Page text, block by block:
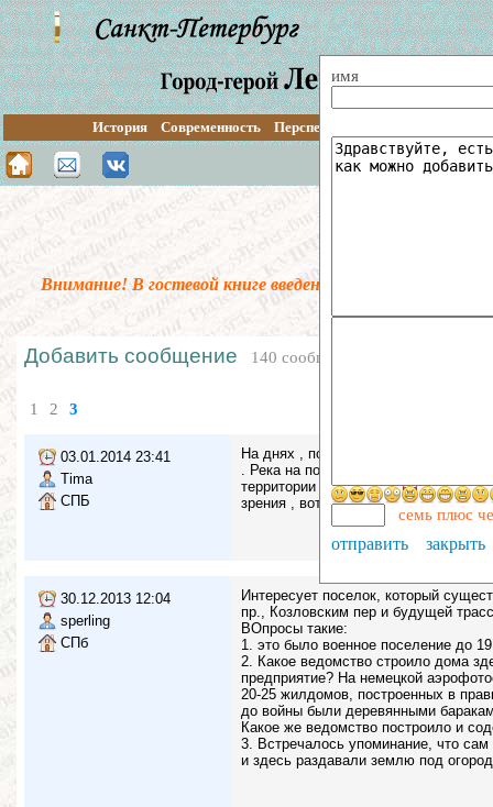
История Современность Перспективы
Поиск по сайту
Внимание! В гостевой книге введена предмодерация.
имя
семь плюс
отправить закрыть
Добавить сообщение 140 сообщений
1 2 3
03.01.2014 23:41
Tima
СПБ
На днях , побывал в парке Воинов-
. Река на повороте , превращается
территории чётко просматривается
зрения , вот ...
30.12.2013 12:04
sperling
СПб
Интересует поселок, который
пр., Козловским пер и будущей
ВОпросы такие:
1. это было военное поселение до
2. Какое ведомство строило дома
предприятие? На немецкой
20-25 жилдомов, построенных в
до войны были деревянными
Какое же ведомство построило и
3. Встречалось упоминание, что
и здесь раздавали землю под